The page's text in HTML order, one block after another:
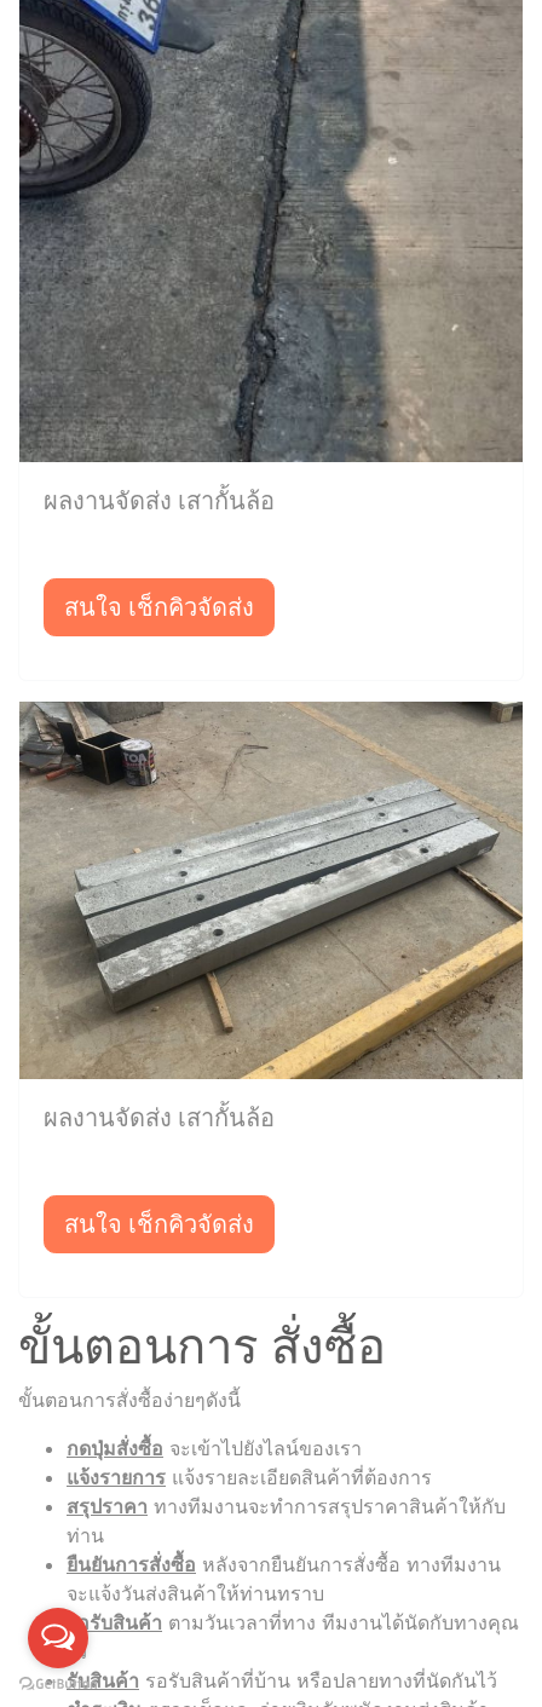
ผลงานจัดส่ง เสากั้นล้อ
สนใจ เช็กคิวจัดส่ง
ผลงานจัดส่ง เสากั้นล้อ
สนใจ เช็กคิวจัดส่ง
ขั้นตอนการ สั่งซื้อ
ขั้นตอนการสั่งซื้อง่ายๆดังนี้
กดปุ่มสั่งซื้อ จะเข้าไปยังไลน์ของเรา
แจ้งรายการ แจ้งรายละเอียดสินค้าที่ต้องการ
สรุปราคา ทางทีมงานจะทำการสรุปราคาสินค้าให้กับ
ท่าน
ยืนยันการสั่งซื้อ หลังจากยืนยันการสั่งซื้อ ทางทีมงาน
จะแจ้งวันส่งสินค้าให้ท่านทราบ
รอรับสินค้า ตามวันเวลาที่ทาง ทีมงานได้นัดกับทางคุณ
ไว้
รับสินค้า รอรับสินค้าที่บ้าน หรือปลายทางที่นัดกันไว้